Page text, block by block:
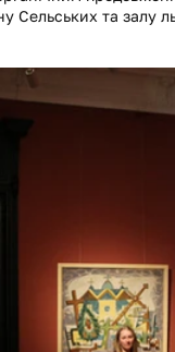
Сельських та залу